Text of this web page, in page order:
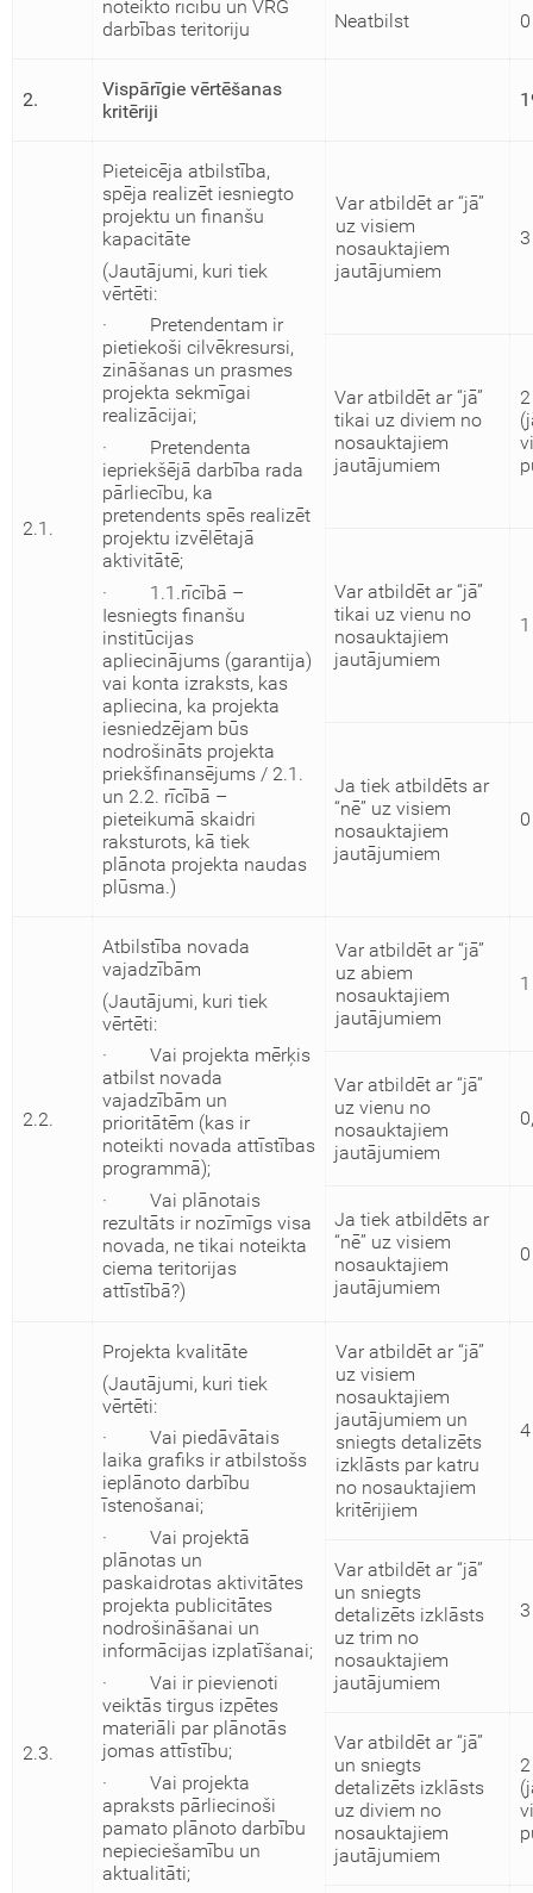
noteikto rīcību un VRG
darbības teritoriju
Neatbilst 0
2.
Vispārīgie vērtēšanas
kritēriji
2.1.
Pieteicēja atbilstība,
spēja realizēt iesniegto
projektu un finanšu
kapacitāte
(Jautājumi, kuri tiek
vērtēti:
· Pretendentam ir
pietiekoši cilvēkresursi,
zināšanas un prasmes
projekta sekmīgai
realizācijai;
· Pretendenta
iepriekšējā darbība rada
pārliecību, ka
pretendents spēs realizēt
projektu izvēlētajā
aktivitātē;
· 1.1.rīcībā –
Iesniegts finanšu
institūcijas
apliecinājums (garantija)
vai konta izraksts, kas
apliecina, ka projekta
iesniedzējam būs
nodrošināts projekta
priekšfinansējums / 2.1.
un 2.2. rīcībā –
pieteikumā skaidri
raksturots, kā tiek
plānota projekta naudas
plūsma.)
Var atbildēt ar “jā”
uz visiem
nosauktajiem
jautājumiem
3
Var atbildēt ar “jā”
tikai uz diviem no
nosauktajiem
jautājumiem
2
Var atbildēt ar “jā”
tikai uz vienu no
nosauktajiem
jautājumiem
1
Ja tiek atbildēts ar
“nē” uz visiem
nosauktajiem
jautājumiem
0
2.2.
Atbilstība novada
vajadzībām
(Jautājumi, kuri tiek
vērtēti:
· Vai projekta mērķis
atbilst novada
vajadzībām un
prioritātēm (kas ir
noteikti novada attīstības
programmā);
· Vai plānotais
rezultāts ir nozīmīgs visa
novada, ne tikai noteikta
ciema teritorijas
attīstībā?)
Var atbildēt ar “jā”
uz abiem
nosauktajiem
jautājumiem
1
Var atbildēt ar “jā”
uz vienu no
nosauktajiem
jautājumiem
Ja tiek atbildēts ar
“nē” uz visiem
nosauktajiem
jautājumiem
0
2.3.
Projekta kvalitāte
(Jautājumi, kuri tiek
vērtēti:
· Vai piedāvātais
laika grafiks ir atbilstošs
ieplānoto darbību
īstenošanai;
· Vai projektā
plānotas un
paskaidrotas aktivitātes
projekta publicitātes
nodrošināšanai un
informācijas izplatīšanai;
· Vai ir pievienoti
veiktās tirgus izpētes
materiāli par plānotās
jomas attīstību;
· Vai projekta
apraksts pārliecinoši
pamato plānoto darbību
nepieciešamību un
aktualitāti;
Var atbildēt ar “jā”
uz visiem
nosauktajiem
jautājumiem un
sniegts detalizēts
izklāsts par katru
no nosauktajiem
kritērijiem
4
Var atbildēt ar “jā”
un sniegts
detalizēts izklāsts
uz trim no
nosauktajiem
jautājumiem
3
Var atbildēt ar “jā”
un sniegts
detalizēts izklāsts
uz diviem no
nosauktajiem
jautājumiem
2